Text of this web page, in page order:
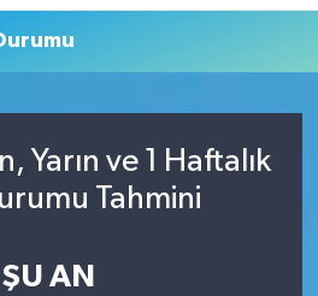
Yarın ve 1 Haftalık
Tahmini
ŞU AN